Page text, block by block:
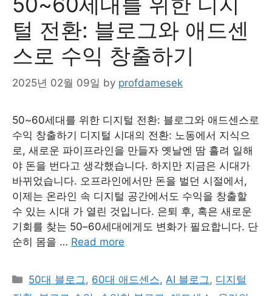
털 전환: 블로그와 애드센
스로 수익 창출하기
2025년 02월 09일 by profdamesek
50~60세대를 위한 디지털 전환: 블로그와 애드센스로
수익 창출하기 디지털 시대의 전환: 노동에서 지식으
로, 새로운 파이프라인을 만들자 옛날엔 땀 흘려 일해
야 돈을 번다고 생각했습니다. 하지만 지금은 시대가
바뀌었습니다. 오프라인에서만 돈을 벌던 시절에서,
이제는 온라인 속 디지털 공간에서도 수익을 창출할
수 있는 시대 가 열린 것입니다. 은퇴 후, 혹은 새로운
기회를 찾는 50–60세대에게도 변화가 필요합니다. 단
순히 몸을 … Read more
Categories
50대 블로그 , 60대 애드센스, AI 블로그 , 디지털